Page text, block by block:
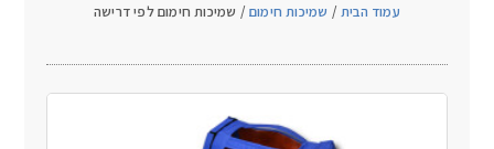
עמוד הבית/ שמיכות חימום/ שמיכות חימום לפי דרישה